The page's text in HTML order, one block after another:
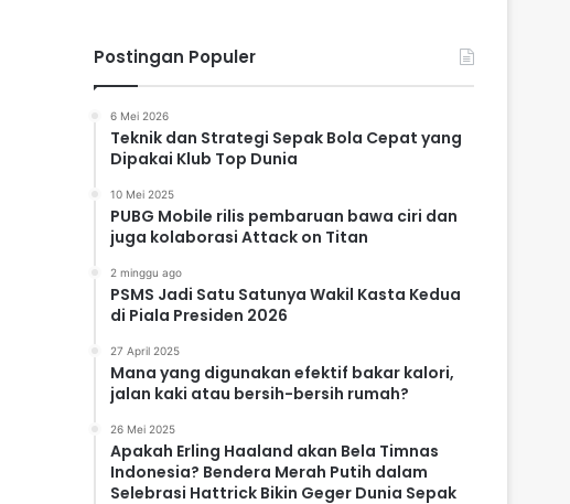
Postingan Populer
6 Mei 2026
Teknik dan Strategi Sepak Bola Cepat yang
Dipakai Klub Top Dunia
10 Mei 2025
PUBG Mobile rilis pembaruan bawa ciri dan
juga kolaborasi Attack on Titan
2 minggu ago
PSMS Jadi Satu Satunya Wakil Kasta Kedua
di Piala Presiden 2026
27 April 2025
Mana yang digunakan efektif bakar kalori,
jalan kaki atau bersih-bersih rumah?
26 Mei 2025
Apakah Erling Haaland akan Bela Timnas
Indonesia? Bendera Merah Putih dalam
Selebrasi Hattrick Bikin Geger Dunia Sepak